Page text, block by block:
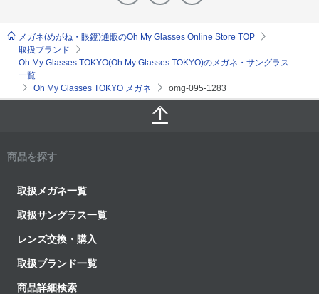
メガネ(めがね・眼鏡)通販のOh My Glasses Online Store TOP
取扱ブランド
Oh My Glasses TOKYO(Oh My Glasses TOKYO)のメガネ・サングラス
一覧
Oh My Glasses TOKYO メガネ
omg-095-1283
商品を探す
取扱メガネ一覧
取扱サングラス一覧
レンズ交換・購入
取扱ブランド一覧
商品詳細検索